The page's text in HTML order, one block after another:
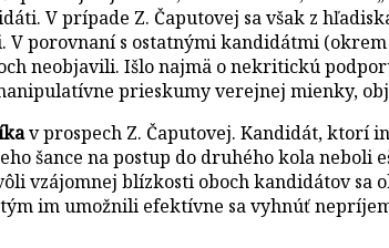
V prípade Z. Čaputovej sa však z
porovnaní s ostatnými kandidátmi
neobjavili. Išlo najmä o nekritickú
prieskumy verejnej mienky,
v prospech Z. Čaputovej. Kandidát, ktorí
šance na postup do druhého kola
vzájomnej blízkosti oboch kandidátov
im umožnili efektívne sa vyhnúť